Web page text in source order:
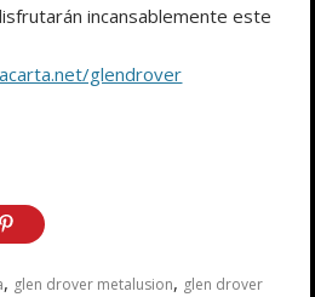
incansablemente este
glendrover
, glen drover metalusion, glen drover